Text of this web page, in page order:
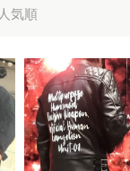
人気順